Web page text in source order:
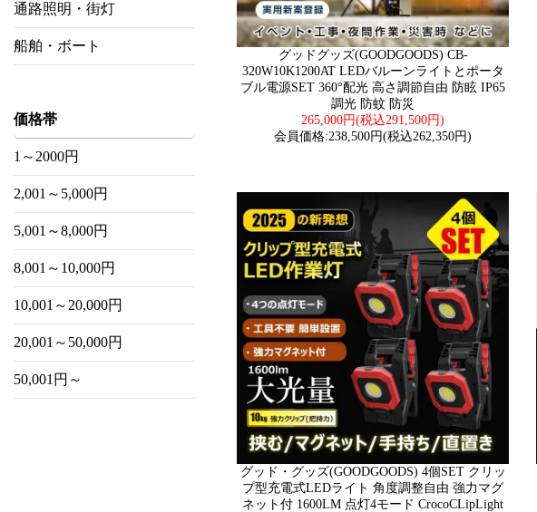
通路照明・街灯
船舶・ボート
価格帯
1～2000円
2,001～5,000円
5,001～8,000円
8,001～10,000円
10,001～20,000円
20,001～50,000円
50,001円～
グッドグッズ(GOODGOODS) CB-
320W10K1200AT LEDバルーンライトとポータ
ブル電源SET 360°配光 高さ調節自由 防眩 IP65
調光 防蚊 防災
265,000円(税込291,500円)
会員価格:238,500円(税込262,350円)
グッド・グッズ(GOODGOODS) 4個SET クリッ
プ型充電式LEDライト 角度調整自由 強力マグ
ネット付 1600LM 点灯4モード CrocoCLipLight